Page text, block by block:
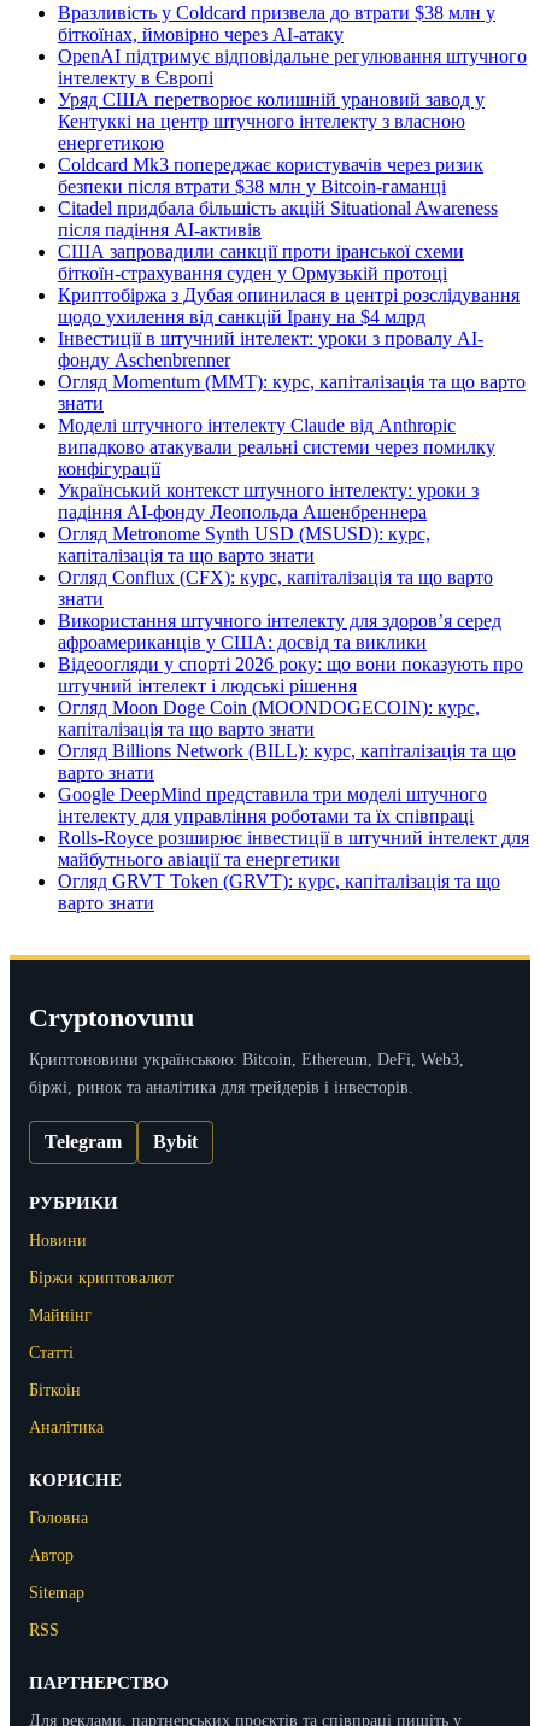
Вразливість у Coldcard призвела до втрати $38 млн у
біткоїнах, ймовірно через AI-атаку
OpenAI підтримує відповідальне регулювання штучного
інтелекту в Європі
Уряд США перетворює колишній урановий завод у
Кентуккі на центр штучного інтелекту з власною
енергетикою
Coldcard Mk3 попереджає користувачів через ризик
безпеки після втрати $38 млн у Bitcoin-гаманці
Citadel придбала більшість акцій Situational Awareness
після падіння AI-активів
США запровадили санкції проти іранської схеми
біткоїн-страхування суден у Ормузькій протоці
Криптобіржа з Дубая опинилася в центрі розслідування
щодо ухилення від санкцій Ірану на $4 млрд
Інвестиції в штучний інтелект: уроки з провалу AI-
фонду Aschenbrenner
Огляд Momentum (MMT): курс, капіталізація та що варто
знати
Моделі штучного інтелекту Claude від Anthropic
випадково атакували реальні системи через помилку
конфігурації
Український контекст штучного інтелекту: уроки з
падіння AI-фонду Леопольда Ашенбреннера
Огляд Metronome Synth USD (MSUSD): курс,
капіталізація та що варто знати
Огляд Conflux (CFX): курс, капіталізація та що варто
знати
Використання штучного інтелекту для здоров’я серед
афроамериканців у США: досвід та виклики
Відеоогляди у спорті 2026 року: що вони показують про
штучний інтелект і людські рішення
Огляд Moon Doge Coin (MOONDOGECOIN): курс,
капіталізація та що варто знати
Огляд Billions Network (BILL): курс, капіталізація та що
варто знати
Google DeepMind представила три моделі штучного
інтелекту для управління роботами та їх співпраці
Rolls-Royce розширює інвестиції в штучний інтелект для
майбутнього авіації та енергетики
Огляд GRVT Token (GRVT): курс, капіталізація та що
варто знати
Cryptonovunu
Криптоновини українською: Bitcoin, Ethereum, DeFi, Web3,
біржі, ринок та аналітика для трейдерів і інвесторів.
Telegram Bybit
РУБРИКИ
Новини
Біржи криптовалют
Майнінг
Статті
Біткоін
Аналітика
КОРИСНЕ
Головна
Автор
Sitemap
RSS
ПАРТНЕРСТВО
Для реклами, партнерських проєктів та співпраці пишіть у